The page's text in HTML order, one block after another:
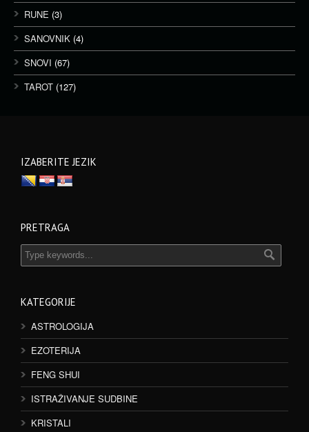
RUNE (3)
SANOVNIK (4)
SNOVI (67)
TAROT (127)
IZABERITE JEZIK
PRETRAGA
KATEGORIJE
ASTROLOGIJA
EZOTERIJA
FENG SHUI
ISTRAŽIVANJE SUDBINE
KRISTALI